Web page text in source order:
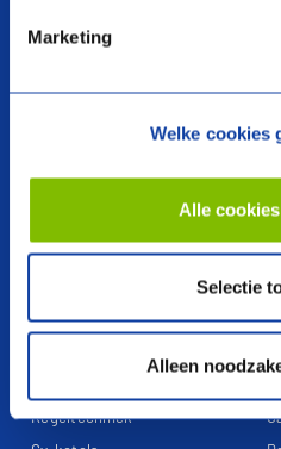
Marketing
Welke cookies
Alle
Selectie
Alleen
Producten
Regeltechniek